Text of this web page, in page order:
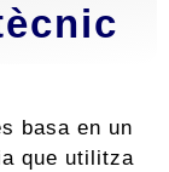
basa en un
que utilitza